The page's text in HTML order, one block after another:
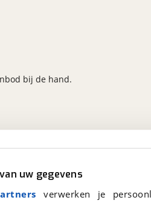
uw gegevens
verwerken je
bij de hand.